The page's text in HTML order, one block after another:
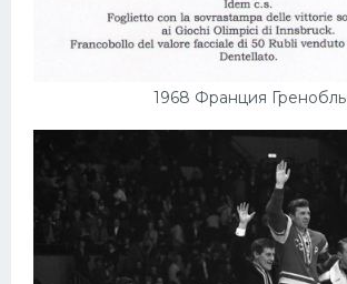
1968 Франция Гренобль